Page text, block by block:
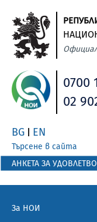
0700
02
BG EN
Търсене в сайта
АНКЕТА ЗА
За НОИ